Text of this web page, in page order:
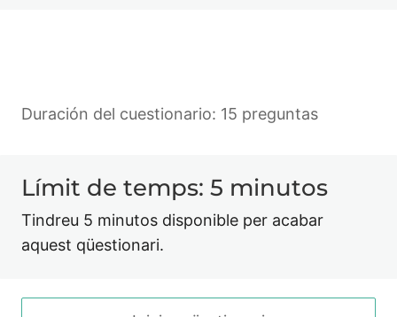
Duración del cuestionario: 15 preguntas
Límit de temps: 5 minutos
Tindreu 5 minutos disponible per acabar
aquest qüestionari.